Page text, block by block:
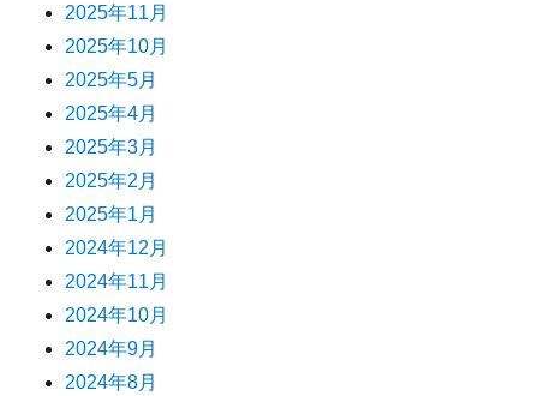
2025年11月
2025年10月
2025年5月
2025年4月
2025年3月
2025年2月
2025年1月
2024年12月
2024年11月
2024年10月
2024年9月
2024年8月